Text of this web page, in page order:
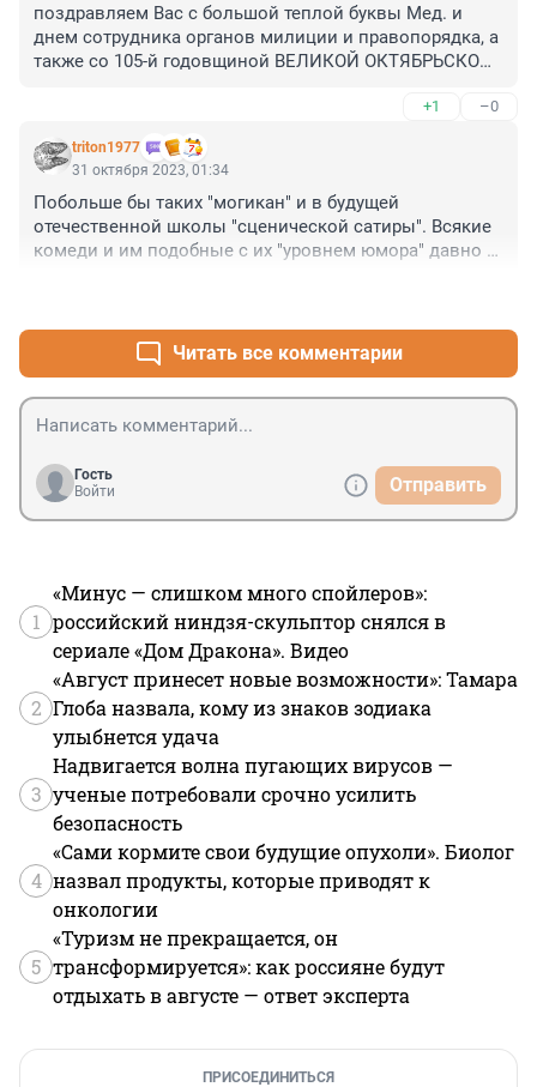
поздравляем Вас с большой теплой буквы Мед. и
днем сотрудника органов милиции и правопорядка, а
также со 105-й годовщиной ВЕЛИКОЙ ОКТЯБРЬСКОЙ
+1 –0
triton1977
31 октября 2023, 01:34
Побольше бы таких "могикан" и в будущей
отечественной школы "сценической сатиры". Всякие
комеди и им подобные с их "уровнем юмора" давно и
Читать все комментарии
Гость
Войти
Отправить
1
«Минус — слишком много спойлеров»:
российский ниндзя-скульптор снялся в
сериале «Дом Дракона». Видео
2
«Август принесет новые возможности»: Тамара
Глоба назвала, кому из знаков зодиака
улыбнется удача
3
Надвигается волна пугающих вирусов —
ученые потребовали срочно усилить
безопасность
4
«Сами кормите свои будущие опухоли». Биолог
назвал продукты, которые приводят к
онкологии
5
«Туризм не прекращается, он
трансформируется»: как россияне будут
отдыхать в августе — ответ эксперта
ПРИСОЕДИНИТЬСЯ